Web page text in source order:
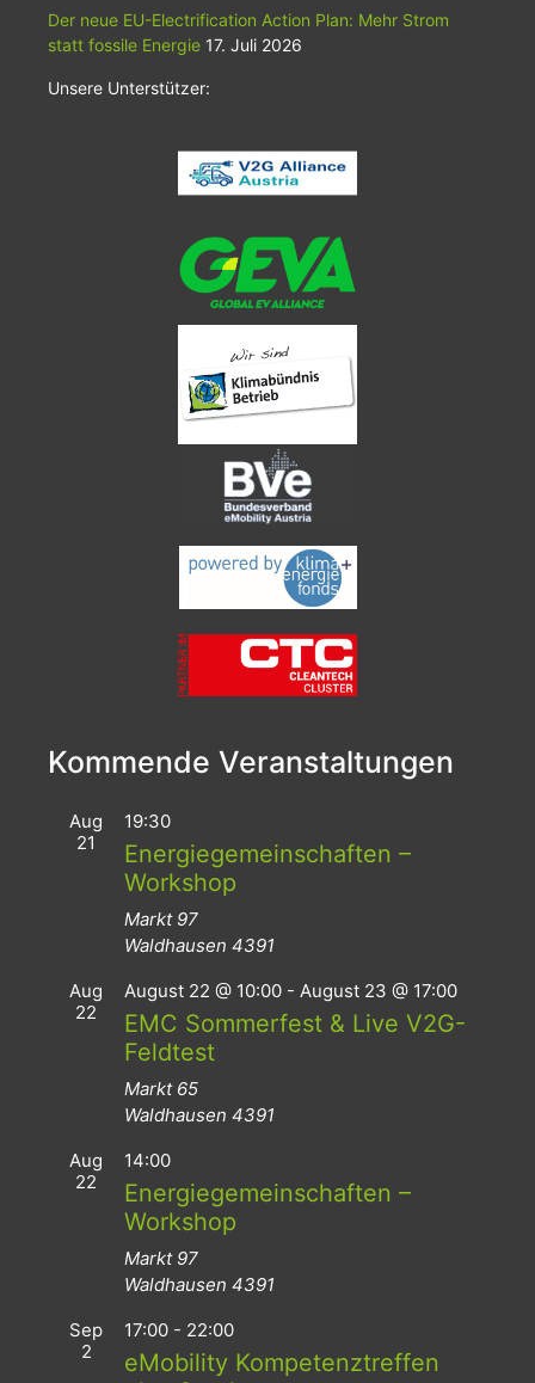
Der neue EU-Electrification Action Plan: Mehr Strom
statt fossile Energie 17. Juli 2026
Unsere Unterstützer:
Kommende Veranstaltungen
Aug
21
19:30
Energiegemeinschaften –
Workshop
Markt 97
Waldhausen 4391
Aug
22
August 22 @ 10:00 - August 23 @ 17:00
EMC Sommerfest & Live V2G-
Feldtest
Markt 65
Waldhausen 4391
Aug
22
14:00
Energiegemeinschaften –
Workshop
Markt 97
Waldhausen 4391
Sep
2
17:00 - 22:00
eMobility Kompetenztreffen